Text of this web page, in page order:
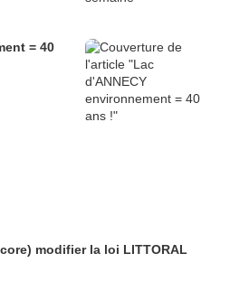
= 40
modifier la loi LITTORAL